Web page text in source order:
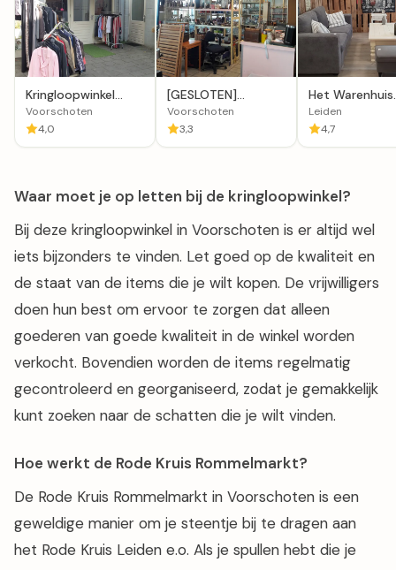
Kringloopwinkel
Atelier Kreanneke in
Voorschoten
Voorschoten
4,0
[GESLOTEN]
Kringloopcentrum
Voorschoten
Voorschoten
3,3
Het Warenhuis
Kringloop
in Leiden
Leiden
4,7
Waar moet je op letten bij de kringloopwinkel?
Bij deze kringloopwinkel in Voorschoten is er altijd wel
iets bijzonders te vinden. Let goed op de kwaliteit en
de staat van de items die je wilt kopen. De vrijwilligers
doen hun best om ervoor te zorgen dat alleen
goederen van goede kwaliteit in de winkel worden
verkocht. Bovendien worden de items regelmatig
gecontroleerd en georganiseerd, zodat je gemakkelijk
kunt zoeken naar de schatten die je wilt vinden.
Hoe werkt de Rode Kruis Rommelmarkt?
De Rode Kruis Rommelmarkt in Voorschoten is een
geweldige manier om je steentje bij te dragen aan
het Rode Kruis Leiden e.o. Als je spullen hebt die je